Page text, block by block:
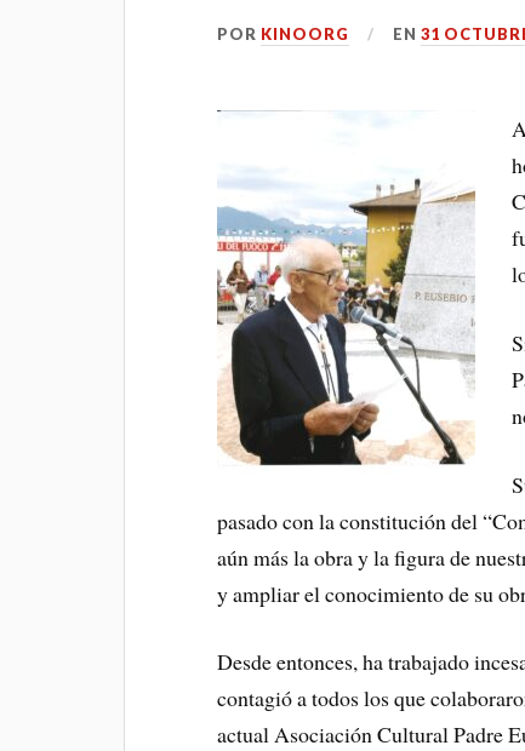
POR KINOORG EN31
pasado con la constitución del
aún más la obra y la figura de
y ampliar el conocimiento de su
Desde entonces, ha trabajado
contagió a todos los que
actual Asociación Cultural Padre